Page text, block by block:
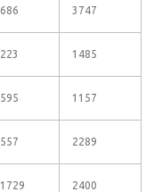
686 3747
223 1485
595 1157
557 2289
1729 2400